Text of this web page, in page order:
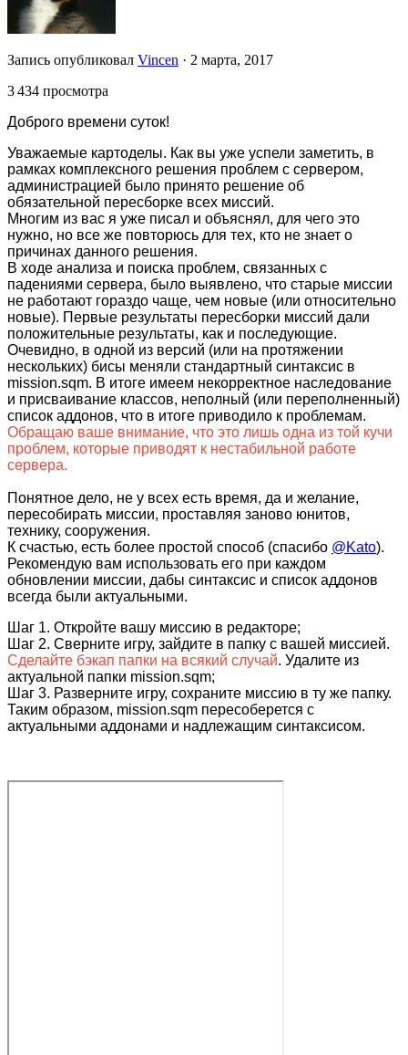
Запись опубликовал Vincen · 2 марта, 2017
3 434 просмотра
Доброго времени суток!
Уважаемые картоделы. Как вы уже успели заметить, в
рамках комплексного решения проблем с сервером,
администрацией было принято решение об
обязательной пересборке всех миссий.
Многим из вас я уже писал и объяснял, для чего это
нужно, но все же повторюсь для тех, кто не знает о
причинах данного решения.
В ходе анализа и поиска проблем, связанных с
падениями сервера, было выявлено, что старые миссии
не работают гораздо чаще, чем новые (или относительно
новые). Первые результаты пересборки миссий дали
положительные результаты, как и последующие.
Очевидно, в одной из версий (или на протяжении
нескольких) бисы меняли стандартный синтаксис в
mission.sqm. В итоге имеем некорректное наследование
и присваивание классов, неполный (или переполненный)
список аддонов, что в итоге приводило к проблемам.
Обращаю ваше внимание, что это лишь одна из той кучи
проблем, которые приводят к нестабильной работе
сервера.
Понятное дело, не у всех есть время, да и желание,
пересобирать миссии, проставляя заново юнитов,
технику, сооружения.
К счастью, есть более простой способ (спасибо @Kato).
Рекомендую вам использовать его при каждом
обновлении миссии, дабы синтаксис и список аддонов
всегда были актуальными.
Шаг 1. Откройте вашу миссию в редакторе;
Шаг 2. Сверните игру, зайдите в папку с вашей миссией.
Сделайте бэкап папки на всякий случай. Удалите из
актуальной папки mission.sqm;
Шаг 3. Разверните игру, сохраните миссию в ту же папку.
Таким образом, mission.sqm пересоберется с
актуальными аддонами и надлежащим синтаксисом.